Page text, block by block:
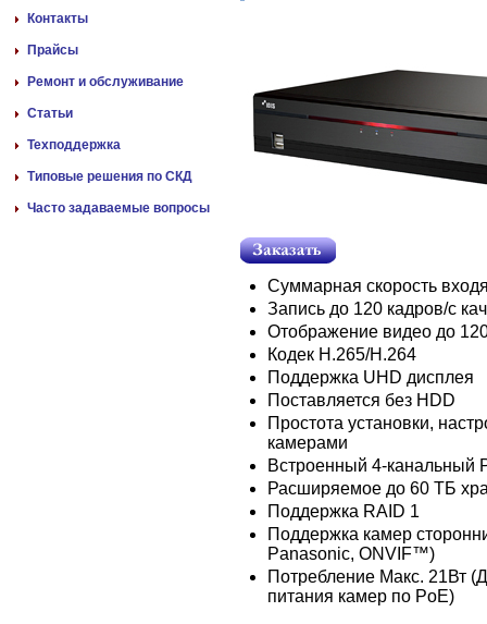
Контакты
Прайсы
Ремонт и обслуживание
Статьи
Техподдержка
Типовые решения по СКД
Часто задаваемые вопросы
Суммарная скорость
Запись до 120 кадров/c
Отображение видео до
Кодек H.265/H.264
Поддержка UHD дисплея
Поставляется без HDD
Простота установки,
камерами
Встроенный 4-канальный
Расширяемое до 60 ТБ
Поддержка RAID 1
Поддержка камер
Panasonic, ONVIF™)
Потребление Макс. 21Вт
питания камер по PoE)